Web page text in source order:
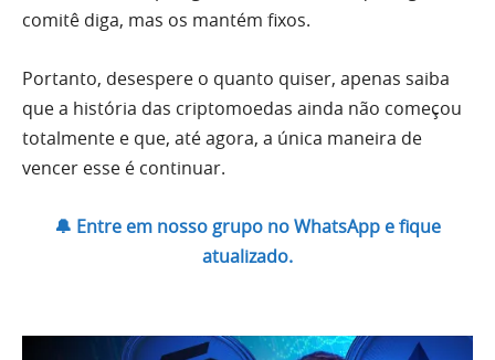
comitê diga, mas os mantém fixos.
Portanto, desespere o quanto quiser, apenas saiba
que a história das criptomoedas ainda não começou
totalmente e que, até agora, a única maneira de
vencer esse é continuar.
🔔 Entre em nosso grupo no WhatsApp e fique
atualizado.